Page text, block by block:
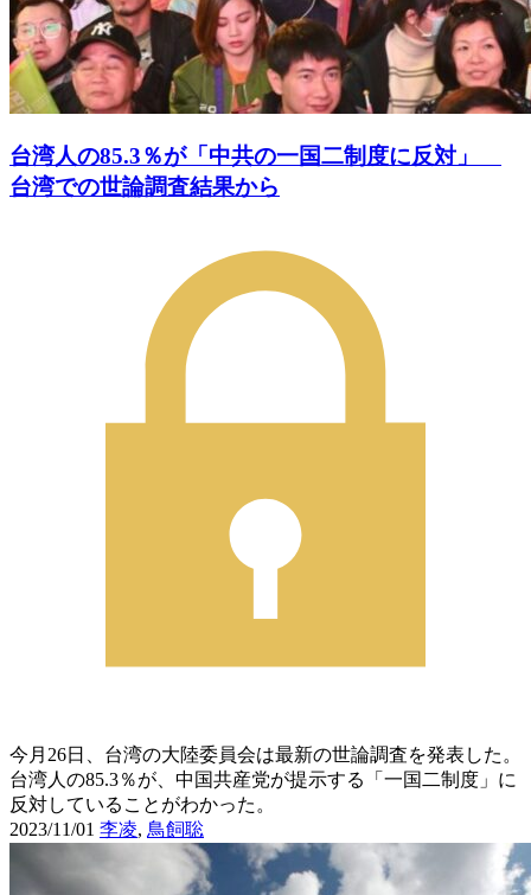
台湾人の85.3％が「中共の一国二制度に反対」
台湾での世論調査結果から
今月26日、台湾の大陸委員会は最新の世論調査を発表した。
台湾人の85.3％が、中国共産党が提示する「一国二制度」に
反対していることがわかった。
2023/11/01 李凌, 鳥飼聡